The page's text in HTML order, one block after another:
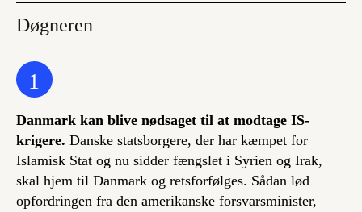
Døgneren
1
Danmark kan blive nødsaget til at modtage IS-
krigere. Danske statsborgere, der har kæmpet for
Islamisk Stat og nu sidder fængslet i Syrien og Irak,
skal hjem til Danmark og retsforfølges. Sådan lød
opfordringen fra den amerikanske forsvarsminister,